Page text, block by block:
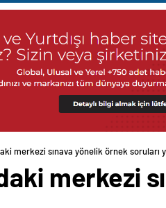
merkezi sınava yönelik örnek soruları
merkezi